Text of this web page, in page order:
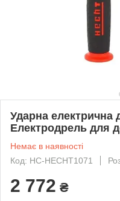
Ударна електрична
Електродрель для
Немає в наявності
Код: HC-HECHT1071
2 772 ₴